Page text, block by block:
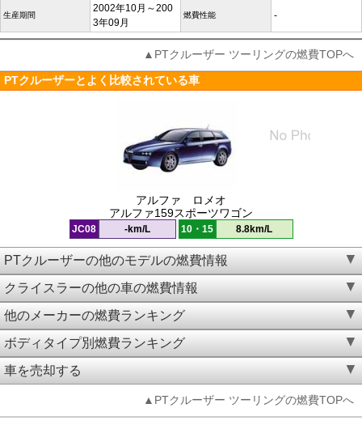
生産期間
2002年10月～200
3年09月
燃費性能 -
▲PTクルーザー ツーリングの燃費TOPへ
PTクルーザーとよく比較されている車
アルファ ロメオ
アルファ159スポーツワゴン
JC08 -km/L 10・15 8.8km/L
PTクルーザーの他のモデルの燃費情報
クライスラーの他の車の燃費情報
他のメーカーの燃費ランキング
ボディタイプ別燃費ランキング
車を売却する
▲PTクルーザー ツーリングの燃費TOPへ